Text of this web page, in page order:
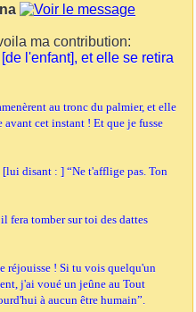
ma contribution:
l'enfant], et elle se retira
au tronc du palmier, et elle
cet instant ! Et que je fusse
disant : ] “Ne t'afflige pas. Ton
fera tomber sur toi des dattes
réjouisse ! Si tu vois quelqu'un
j'ai voué un jeûne au Tout
à aucun être humain”.